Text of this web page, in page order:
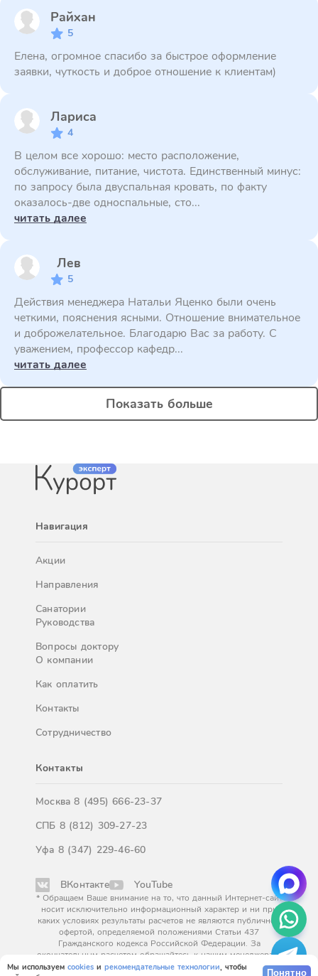
Мы используем cookies и рекомендательные технологии, чтобы
Понятно
Райхан
5
Елена, огромное спасибо за быстрое оформление
заявки, чуткость и доброе отношение к клиентам)
Лариса
4
В целом все хорошо: место расположение,
обслуживание, питание, чистота. Единственный минус:
по запросу была двуспальная кровать, по факту
оказалось-две односпальные, сто...
читать далее
Лев
5
Действия менеджера Натальи Яценко были очень
четкими, пояснения ясными. Отношение внимательное
и доброжелательное. Благодарю Вас за работу. С
уважением, профессор кафедр...
читать далее
Показать больше
Навигация
Акции
Направления
Санатории
Руководства
Вопросы доктору
О компании
Как оплатить
Контакты
Сотрудничество
Контакты
Москва8 (495) 666-23-37
СПБ 8 (812) 309-27-23
Уфа 8 (347) 229-46-60
ВКонтакте YouTube
* Обращаем Ваше внимание на то, что данный Интернет-сайт
носит исключительно информационный характер и ни при
каких условиях результаты расчетов не являются публичной
офертой, определяемой положениями Статьи 437
Гражданского кодекса Российской Федерации. За
окончательным расчетом обращайтесь к нашим менеджерам.